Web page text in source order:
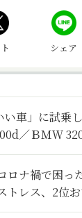
シェア
い車」に試乗
／ＢＭＷ
ロナ禍で困っ
トレス、2位